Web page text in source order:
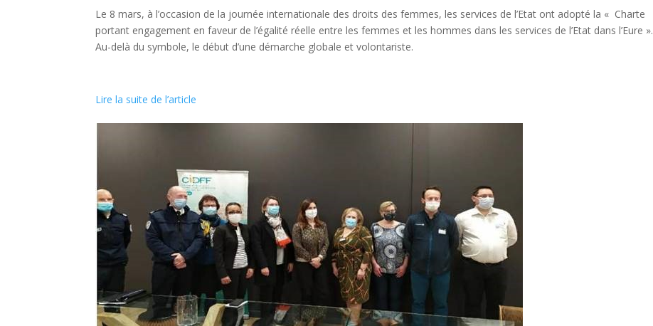
Le 8 mars, à l’occasion de la journée internationale des droits des femmes, les services de l’Etat ont adopté la « Charte
portant engagement en faveur de l’égalité réelle entre les femmes et les hommes dans les services de l’Etat dans l’Eure ».
Au-delà du symbole, le début d’une démarche globale et volontariste.
Lire la suite de l’article